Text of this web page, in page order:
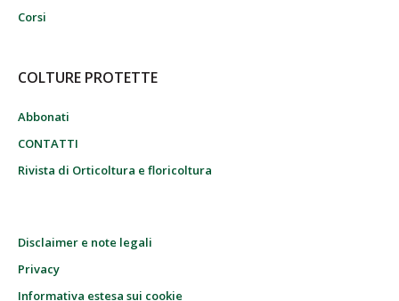
Corsi
COLTURE PROTETTE
Abbonati
CONTATTI
Rivista di Orticoltura e floricoltura
Disclaimer e note legali
Privacy
Informativa estesa sui cookie